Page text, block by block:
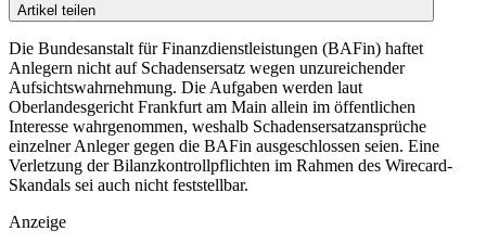
Artikel teilen
Die Bundesanstalt für Finanzdienstleistungen (BAFin) haftet
Anlegern nicht auf Schadensersatz wegen unzureichender
Aufsichtswahrnehmung. Die Aufgaben werden laut
Oberlandesgericht Frankfurt am Main allein im öffentlichen
Interesse wahrgenommen, weshalb Schadensersatzansprüche
einzelner Anleger gegen die BAFin ausgeschlossen seien. Eine
Verletzung der Bilanzkontrollpflichten im Rahmen des Wirecard-
Skandals sei auch nicht feststellbar.
Anzeige